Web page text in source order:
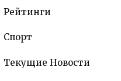
Рейтинги
Спорт
Текущие Новости